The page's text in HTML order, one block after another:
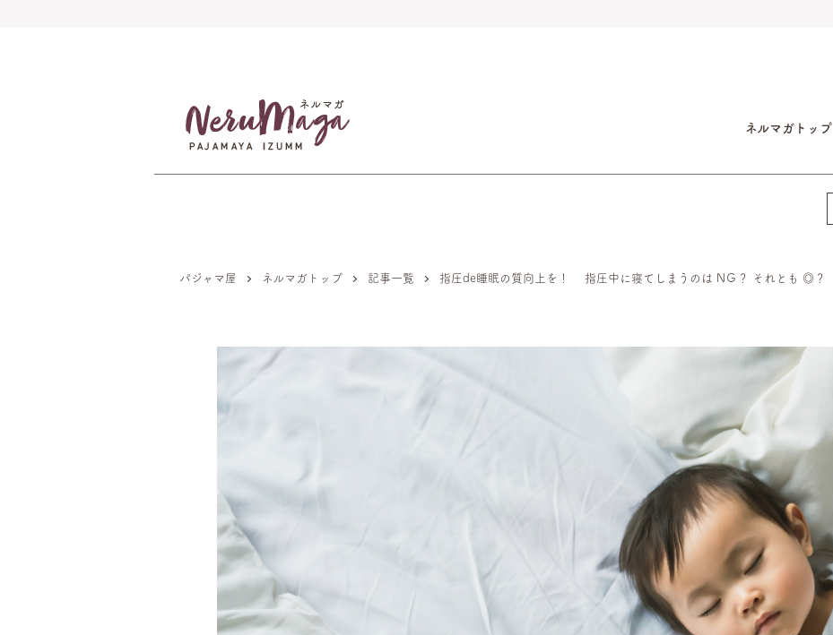
ネルマガトップ
パジャマ屋 ネルマガトップ 記事一覧 指圧de睡眠の質向上を！ 指圧中に寝てしまうのは NＧ？ それとも ◎？